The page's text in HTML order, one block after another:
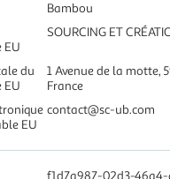
Bambou
EU
SOURCING ET
du
EU
1 Avenue de la motte,
France
EU
contact@sc-ub.com
f1d7a987-02d3-